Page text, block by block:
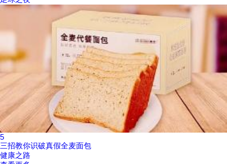
5
三招教你识破真假全麦面包
健康之路